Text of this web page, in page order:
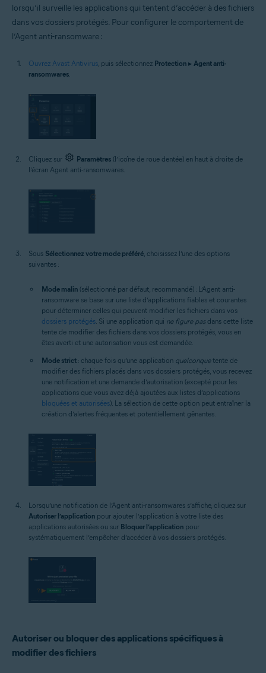
lorsqu’il surveille les applications qui tentent d’accéder à des fichiers
dans vos dossiers protégés. Pour configurer le comportement de
l’Agent anti-ransomware :
Ouvrez Avast Antivirus, puis sélectionnez Protection ▸ Agent anti-
ransomwares.
Cliquez sur Paramètres (l’icône de roue dentée) en haut à droite de
l’écran Agent anti-ransomwares.
Sous Sélectionnez votre mode préféré, choisissez l’une des options
suivantes :
Mode malin (sélectionné par défaut, recommandé) : L’Agent anti-
ransomware se base sur une liste d’applications fiables et courantes
pour déterminer celles qui peuvent modifier les fichiers dans vos
dossiers protégés. Si une application qui ne figure pasdans cette liste
tente de modifier des fichiers dans vos dossiers protégés, vous en
êtes averti et une autorisation vous est demandée.
Mode strict : chaque fois qu’une application quelconquetente de
modifier des fichiers placés dans vos dossiers protégés, vous recevez
une notification et une demande d’autorisation (excepté pour les
applications que vous avez déjà ajoutées aux listes d’applications
bloquées et autorisées). La sélection de cette option peut entraîner la
création d’alertes fréquentes et potentiellement gênantes.
Lorsqu’une notification de l’Agent anti-ransomwares s’affiche, cliquez sur
Autoriser l’application pour ajouter l’application à votre liste des
applications autorisées ou sur Bloquer l’application pour
systématiquement l’empêcher d’accéder à vos dossiers protégés.
Autoriser ou bloquer des applications spécifiques à
modifier des fichiers